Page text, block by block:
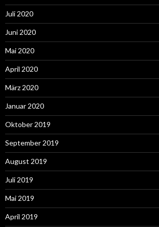
Juli 2020
Juni 2020
Mai 2020
April 2020
März 2020
Januar 2020
Oktober 2019
September 2019
August 2019
Juli 2019
Mai 2019
April 2019